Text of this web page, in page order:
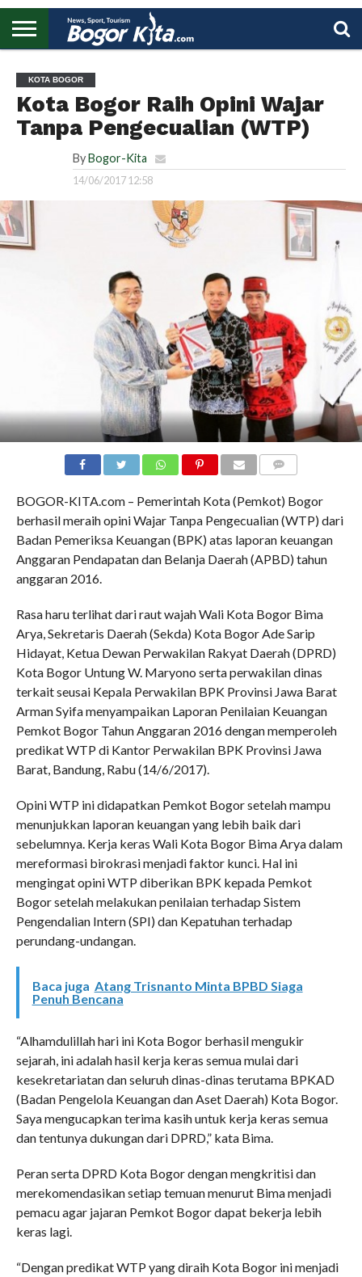
UTAMA
KOTA BOGOR
Kota Bogor Raih Opini Wajar
Tanpa Pengecualian (WTP)
By Bogor-Kita
14/06/2017 12:58
BOGOR-KITA.com – Pemerintah Kota (Pemkot) Bogor
berhasil meraih opini Wajar Tanpa Pengecualian (WTP) dari
Badan Pemeriksa Keuangan (BPK) atas laporan keuangan
Anggaran Pendapatan dan Belanja Daerah (APBD) tahun
anggaran 2016.
Rasa haru terlihat dari raut wajah Wali Kota Bogor Bima
Arya, Sekretaris Daerah (Sekda) Kota Bogor Ade Sarip
Hidayat, Ketua Dewan Perwakilan Rakyat Daerah (DPRD)
Kota Bogor Untung W. Maryono serta perwakilan dinas
terkait seusai Kepala Perwakilan BPK Provinsi Jawa Barat
Arman Syifa menyampaikan Laporan Penilaian Keuangan
Pemkot Bogor Tahun Anggaran 2016 dengan memperoleh
predikat WTP di Kantor Perwakilan BPK Provinsi Jawa
Barat, Bandung, Rabu (14/6/2017).
Opini WTP ini didapatkan Pemkot Bogor setelah mampu
menunjukkan laporan keuangan yang lebih baik dari
sebelumnya. Kerja keras Wali Kota Bogor Bima Arya dalam
mereformasi birokrasi menjadi faktor kunci. Hal ini
mengingat opini WTP diberikan BPK kepada Pemkot
Bogor setelah melakukan penilaian terhadap Sistem
Pengendalian Intern (SPI) dan Kepatuhan terhadap
perundang-undangan.
Baca juga Atang Trisnanto Minta BPBD Siaga
Penuh Bencana
“Alhamdulillah hari ini Kota Bogor berhasil mengukir
sejarah, ini adalah hasil kerja keras semua mulai dari
kesekretariatan dan seluruh dinas-dinas terutama BPKAD
(Badan Pengelola Keuangan dan Aset Daerah) Kota Bogor.
Saya mengucapkan terima kasih untuk kerja keras semua
dan tentunya dukungan dari DPRD,” kata Bima.
Peran serta DPRD Kota Bogor dengan mengkritisi dan
merekomendasikan setiap temuan menurut Bima menjadi
pemacu agar jajaran Pemkot Bogor dapat bekerja lebih
keras lagi.
“Dengan predikat WTP yang diraih Kota Bogor ini menjadi